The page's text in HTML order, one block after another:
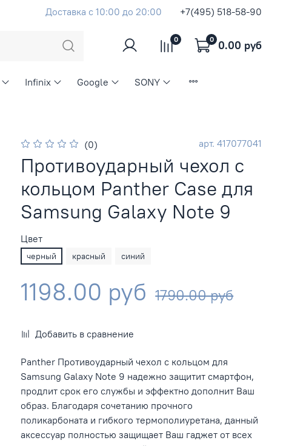
Доставка с 10:00 до 20:00 +7(495) 518-58-90
0 0 0.00 руб
Infinix Google SONY
(0) арт. 417077041
Противоударный чехол с
кольцом Panther Case для
Samsung Galaxy Note 9
Цвет
черный красный синий
1198.00 руб 1790.00 руб
Добавить в сравнение
Panther Противоударный чехол с кольцом для
Samsung Galaxy Note 9 надежно защитит смартфон,
продлит срок его службы и эффектно дополнит Ваш
образ. Благодаря сочетанию прочного
поликарбоната и гибкого термополиуретана, данный
аксессуар полностью защищает Ваш гаджет от всех